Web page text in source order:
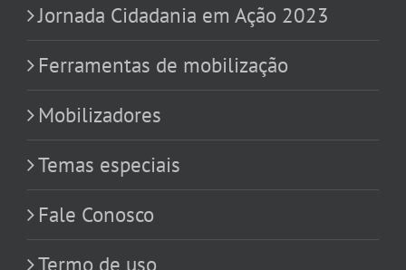
Jornada Cidadania em Ação 2023
Ferramentas de mobilização
Mobilizadores
Temas especiais
Fale Conosco
Termo de uso